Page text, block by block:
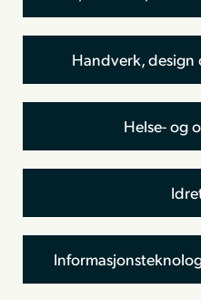
Handverk,
Helse- og